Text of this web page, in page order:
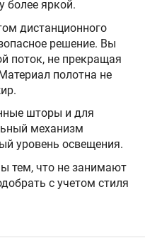
более яркой.
дистанционного
решение. Вы
поток, не прекращая
полотна не
шторы и для
механизм
уровень освещения.
тем, что не занимают
с учетом стиля